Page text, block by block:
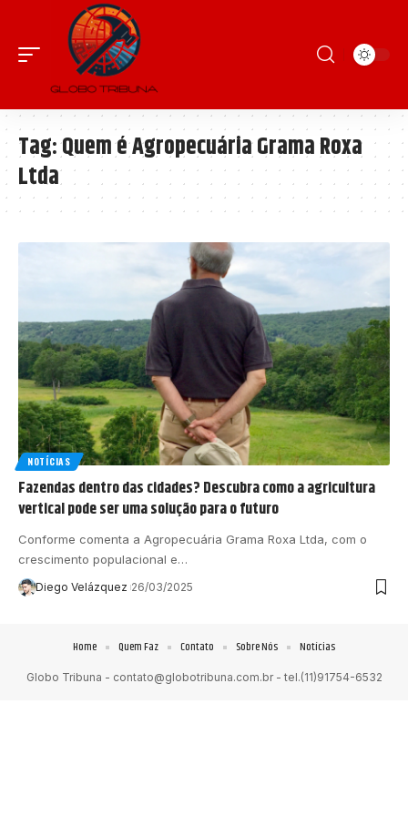
Tag:Quem é Agropecuária Grama Roxa
Ltda
NOTÍCIAS
Fazendas dentro das cidades? Descubra como a agricultura
vertical pode ser uma solução para o futuro
Conforme comenta a Agropecuária Grama Roxa Ltda, com o
crescimento populacional e…
Diego Velázquez 26/03/2025
Globo Tribuna - contato@globotribuna.com.br- tel.(11)91754-6532
Home Quem Faz Contato Sobre Nós Notícias